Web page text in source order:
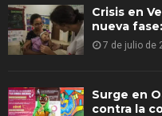
Crisis en
nueva fase:
7 de julio de
Surge en
contra la